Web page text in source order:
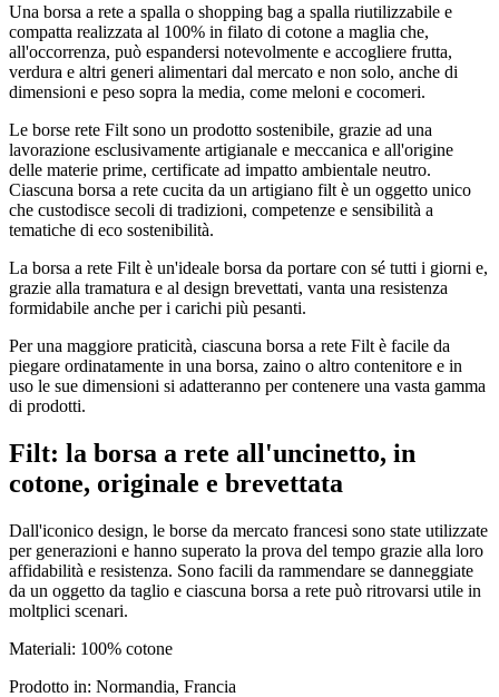
Una borsa a rete a spalla o shopping bag a spalla riutilizzabile e
compatta realizzata al 100% in filato di cotone a maglia che,
all'occorrenza, può espandersi notevolmente e accogliere frutta,
verdura e altri generi alimentari dal mercato e non solo, anche di
dimensioni e peso sopra la media, come meloni e cocomeri.
Le borse rete Filt sono un prodotto sostenibile, grazie ad una
lavorazione esclusivamente artigianale e meccanica e all'origine
delle materie prime, certificate ad impatto ambientale neutro.
Ciascuna borsa a rete cucita da un artigiano filt è un oggetto unico
che custodisce secoli di tradizioni, competenze e sensibilità a
tematiche di eco sostenibilità.
La borsa a rete Filt è un'ideale borsa da portare con sé tutti i giorni e,
grazie alla tramatura e al design brevettati, vanta una resistenza
formidabile anche per i carichi più pesanti.
Per una maggiore praticità, ciascuna borsa a rete Filt è facile da
piegare ordinatamente in una borsa, zaino o altro contenitore e in
uso le sue dimensioni si adatteranno per contenere una vasta gamma
di prodotti.
Filt: la borsa a rete all'uncinetto, in
cotone, originale e brevettata
Dall'iconico design, le borse da mercato francesi sono state utilizzate
per generazioni e hanno superato la prova del tempo grazie alla loro
affidabilità e resistenza. Sono facili da rammendare se danneggiate
da un oggetto da taglio e ciascuna borsa a rete può ritrovarsi utile in
moltplici scenari.
Materiali: 100% cotone
Prodotto in: Normandia, Francia